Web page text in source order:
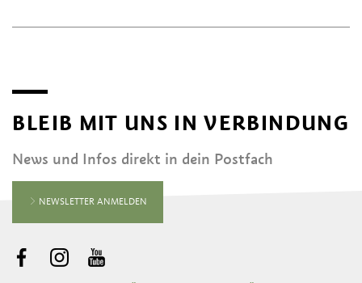
BLEIB MIT UNS IN VERBINDUNG
News und Infos direkt in dein Postfach
NEWSLETTER ANMELDEN